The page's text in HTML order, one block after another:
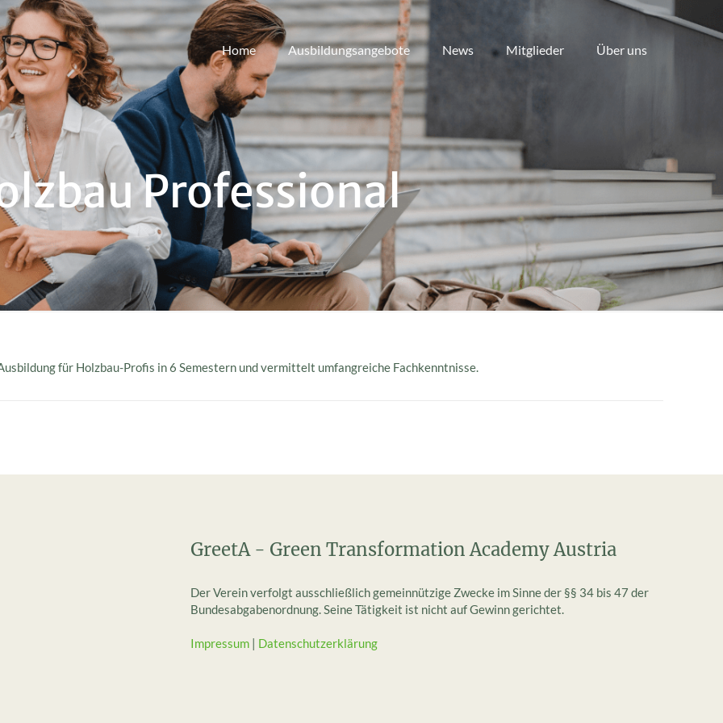
Home Ausbildungsangebote News Mitglieder Über uns
Professional
für Holzbau-Profis in 6 Semestern und vermittelt umfangreiche Fachkenntnisse.
GreetA - Green Transformation Academy Austria
Der Verein verfolgt ausschließlich gemeinnützige Zwecke im Sinne der §§ 34 bis 47 der
Bundesabgabenordnung. Seine Tätigkeit ist nicht auf Gewinn gerichtet.
Impressum | Datenschutzerklärung